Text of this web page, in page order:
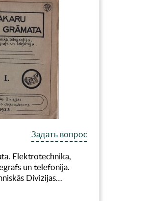
Задать вопрос
Elektrotechnika,
un telefonija.
Divizijas…